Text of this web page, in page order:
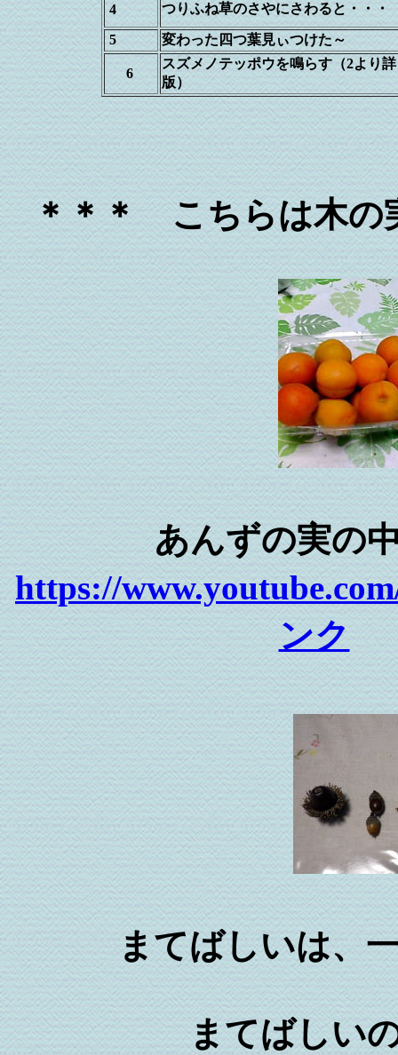
4 つりふね草のさやにさわると・・・
5 変わった四つ葉見ぃつけた～
6
スズメノテッポウを鳴らす（2より
版）
＊＊＊ こちらは木の
あんずの実
https://
ンク
まてばしいは、
まてばし